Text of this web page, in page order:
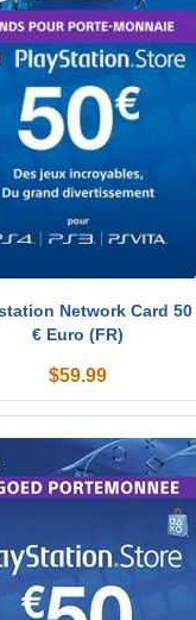
Network Card 50
€ Euro (FR)
$59.99